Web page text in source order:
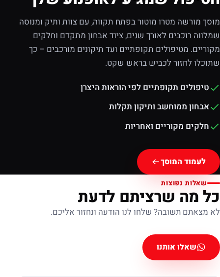
מוסך מורשה מטרו מוטור בפתח תקווה, עם צוות ותיק ומנוסה
שמלווה רוכבים לאורך שנים, ציוד אבחון מתקדם וחלקים
מקוריים. מטיפולים תקופתיים ועד תיקונים מורכבים – כך
שתוכלו לחזור לכביש בראש שקט.
טיפולים תקופתיים לפי הוראות היצרן
אבחון ממוחשב ותיקון תקלות
חלקים מקוריים ואחריות
לעמוד המוסך
שאלות נפוצות
כל מה שרציתם לדעת
לא מצאתם תשובה? שלחו לנו הודעה ונחזור אליכם.
שאלו אותנו